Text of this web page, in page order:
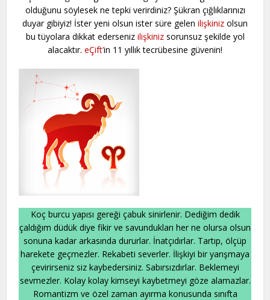
olduğunu söylesek ne tepki verirdiniz? Şükran çığlıklarınızı
duyar gibiyiz! İster yeni olsun ister süre gelen ilişkiniz olsun
bu tüyolara dikkat ederseniz ilişkiniz sorunsuz şekilde yol
alacaktır. eÇift’in 11 yıllık tecrübesine güvenin!
Koç burcu yapısı gereği çabuk sinirlenir. Dediğim dedik
çaldığım düdük diye fikir ve savundukları her ne olursa olsun
sonuna kadar arkasında dururlar. İnatçıdırlar. Tartıp, ölçüp
harekete geçmezler. Rekabeti severler. İlişkiyi bir yarışmaya
çevirirseniz siz kaybedersiniz. Sabırsızdırlar. Beklemeyi
sevmezler. Kolay kolay kimseyi kaybetmeyi göze alamazlar.
Romantizm ve özel zaman ayırma konusunda sınıfta